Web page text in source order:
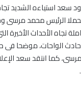
سعد استياءه الشديد تجاه
محملا الرئيس محمد
تجاه الأحداث الأخيرة
الواحات، موضحا فى
مرسى، كما انتقد سعد